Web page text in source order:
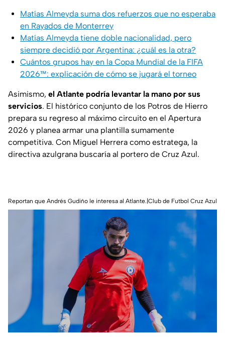
Matías Almeyda suma dos refuerzos que no esperaba
en Rayados de Monterrey
Matías Almeyda tiene doble nacionalidad, pero
siempre decidió por Argentina: ¿cuál es la otra?
Cuántos grupos hay en la Copa Mundial de la FIFA
2026™: explicación de cómo se jugará el torneo
Asimismo, el Atlante podría levantar la mano por sus
servicios. El histórico conjunto de los Potros de Hierro
prepara su regreso al máximo circuito en el Apertura
2026 y planea armar una plantilla sumamente
competitiva. Con Miguel Herrera como estratega, la
directiva azulgrana buscaría al portero de Cruz Azul.
Reportan que Andrés Gudiño le interesa al Atlante.|Club de Futbol Cruz Azul